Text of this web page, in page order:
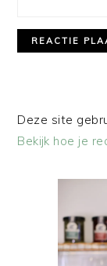
Deze site
Bekijk hoe je